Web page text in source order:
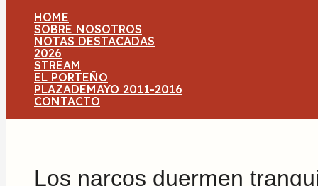
HOME
SOBRE NOSOTROS
NOTAS DESTACADAS
2026
STREAM
EL PORTEÑO
PLAZADEMAYO 2011-2016
CONTACTO
Los narcos duermen